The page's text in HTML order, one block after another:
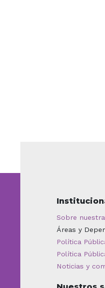
Sobre
Áreas y
Política
Política
Noticias y